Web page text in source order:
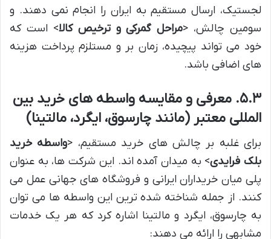
لجستیک، ارسال مستقیم به ایران را انجام نمی دهند. و
سومین چالش، <مراحل گمرکی و ترخیص کالا> است که
خود می تواند پیچیده، زمان بر و مستلزم پرداخت هزینه
های اضافی باشد.
۵.۳. معرفی و مقایسه واسطه های خرید بین
المللی معتبر (مانند چارسوق، ایگرد، مالتینا)
برای غلبه بر چالش های خرید مستقیم، <واسطه خرید
بلک فرایدی> به میدان آمده اند. این شرکت ها، به عنوان
پلی میان خریداران ایرانی و فروشگاه های جهانی عمل می
کنند. از جمله شناخته شده ترین این واسطه ها می توان
به چارسوق، ایگرد و مالتینا اشاره کرد که هر یک خدمات
مشابهی را ارائه می دهند: